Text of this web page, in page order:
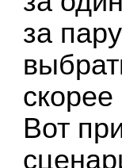
за
скорее
Вот